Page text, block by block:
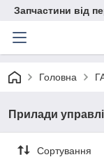
Запчастини від
Головна
Прилади
Сортування